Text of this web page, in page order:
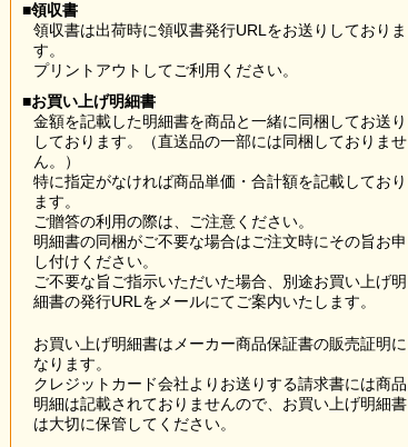
■領収書
領収書は出荷時に領収書発行URLをお送りしておりま
す。
プリントアウトしてご利用ください。
■お買い上げ明細書
金額を記載した明細書を商品と一緒に同梱してお送り
しております。（直送品の一部には同梱しておりませ
ん。）
特に指定がなければ商品単価・合計額を記載しており
ます。
ご贈答の利用の際は、ご注意ください。
明細書の同梱がご不要な場合はご注文時にその旨お申
し付けください。
ご不要な旨ご指示いただいた場合、別途お買い上げ明
細書の発行URLをメールにてご案内いたします。
お買い上げ明細書はメーカー商品保証書の販売証明に
なります。
クレジットカード会社よりお送りする請求書には商品
明細は記載されておりませんので、お買い上げ明細書
は大切に保管してください。